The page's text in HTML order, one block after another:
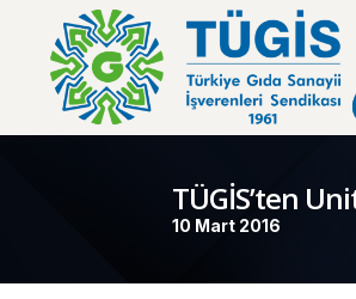
TÜGİS’ten
10 Mart 2016